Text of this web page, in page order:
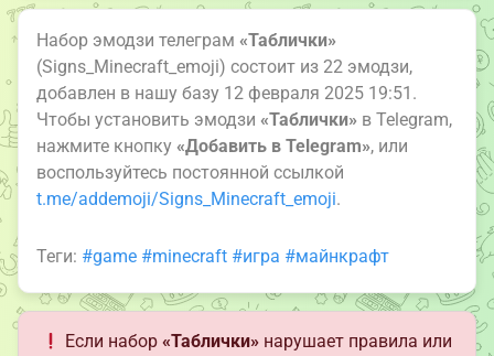
Набор эмодзи телеграм «Таблички»
(Signs_Minecraft_emoji) состоит из 22 эмодзи,
добавлен в нашу базу 12 февраля 2025 19:51.
Чтобы установить эмодзи «Таблички» в Telegram,
нажмите кнопку «Добавить в Telegram», или
воспользуйтесь постоянной ссылкой
t.me/addemoji/Signs_Minecraft_emoji.
Теги: #game #minecraft #игра #майнкрафт
Если набор«Таблички» нарушает правила или